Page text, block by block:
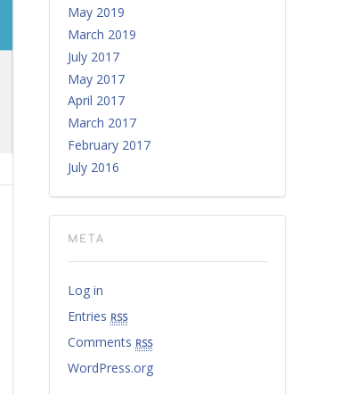
May 2019
March 2019
July 2017
May 2017
April 2017
March 2017
February 2017
July 2016
META
Log in
Entries rss
Comments rss
WordPress.org